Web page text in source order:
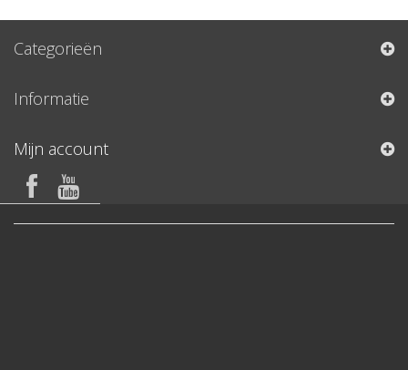
Categorieën
Informatie
Mijn account